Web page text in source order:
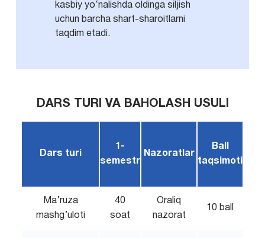
kasbiy yo‘nalishda oldinga siljish
uchun barcha shart-sharoitlarni
taqdim etadi.
DARS TURI VA BAHOLASH USULI
Dars turi
1-
semestr
Nazoratlar
Ball
taqsimoti
Ma’ruza
mashg’uloti
40
soat
Oraliq
nazorat
10 ball